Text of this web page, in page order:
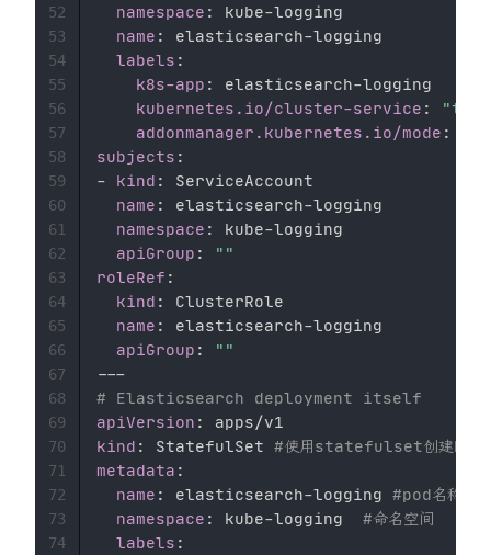
namespace : kube-logging
name : elasticsearch-logging
labels :
k8s-app : elasticsearch-logging
kubernetes.io/cluster-service :
addonmanager.kubernetes.io/mode :
subjects :
-
kind :
ServiceAccount
name : elasticsearch-logging
namespace : kube-logging
apiGroup :
""
roleRef :
kind :
ClusterRole
name : elasticsearch-logging
apiGroup :
""
---
# Elasticsearch deployment itself
apiVersion :
kind : StatefulSet #使用statefulset创建
metadata :
name : elasticsearch-logging #pod名称,
namespace : kube-logging #命名空间
labels :
52
53
54
55
56
57
58
59
60
61
62
63
64
65
66
67
68
69
70
71
72
73
74